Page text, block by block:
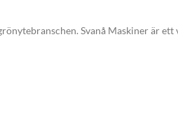
Svanå Maskiner är ett